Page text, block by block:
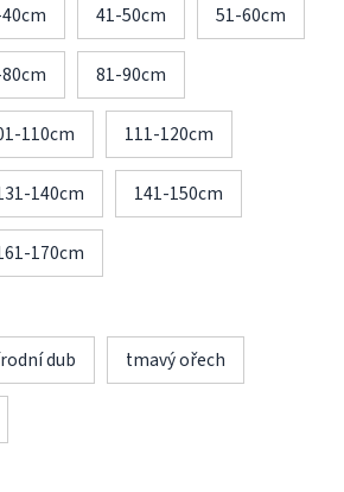
41-50cm 51-60cm
81-90cm
110cm 111-120cm
140cm 141-150cm
170cm
dub tmavý ořech